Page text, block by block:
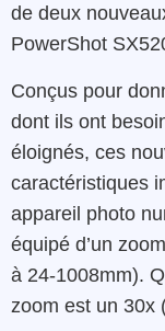
de deux nouve
PowerShot
Conçus pour
dont ils ont
éloignés, ces
caractéristiques
appareil photo
équipé d’un
à 24-1008mm).
zoom est un 30x